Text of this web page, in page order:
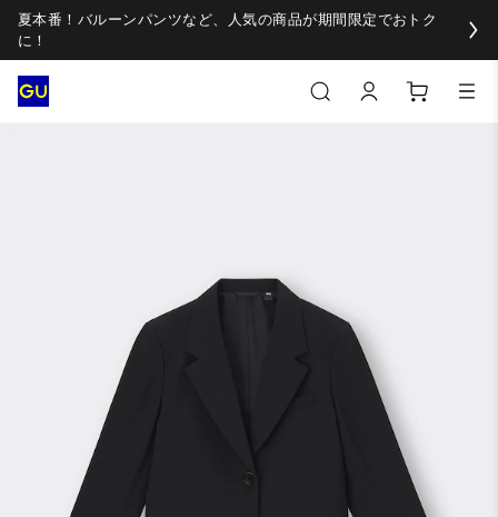
夏本番！バルーンパンツなど、人気の商品が期間限定でおトク
に！